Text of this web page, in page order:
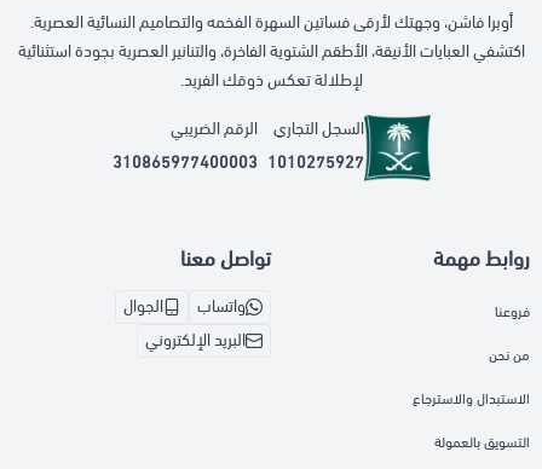
أوبرا فاشن، وجهتك لأرقى فساتين السهرة الفخمه والتصاميم النسائية العصرية.
اكتشفي العبايات الأنيقة، الأطقم الشتوية الفاخرة، والتنانير العصرية بجودة استثنائية
لإطلالة تعكس ذوقك الفريد.
السجل التجاري
1010275927
الرقم الضريبي
310865977400003
روابط مهمة
فروعنا
من نحن
الاستبدال والاسترجاع
التسويق بالعمولة
تواصل معنا
واتساب
الجوال
البريد الإلكتروني